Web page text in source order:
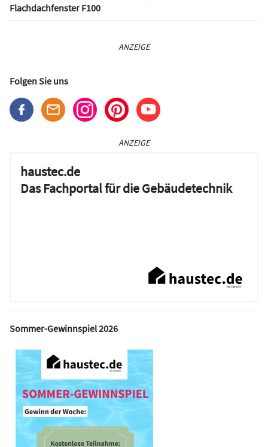
Flachdachfenster F100
ANZEIGE
Folgen Sie uns
ANZEIGE
haustec.de
Das Fachportal für die Gebäudetechnik
Sommer-Gewinnspiel 2026